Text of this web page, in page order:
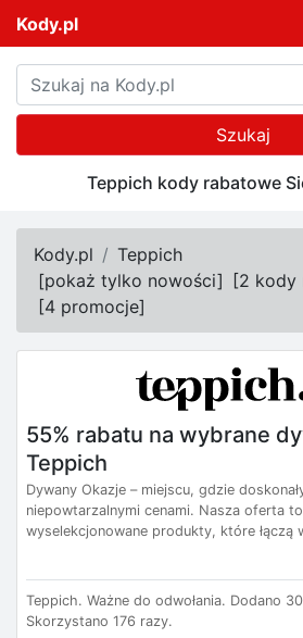
Kody.pl
Szukaj
Teppich kody rabatowe
Kody.pl
Teppich
[pokaż tylko nowości] [2 kody
[4 promocje]
55% rabatu na wybrane
Teppich
Dywany Okazje – miejscu, gdzie
niepowtarzalnymi cenami. Nasza oferta
wyselekcjonowane produkty, które łączą
Teppich. Ważne do odwołania. Dodano
Skorzystano 176 razy.